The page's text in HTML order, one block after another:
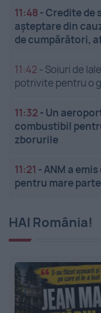
11:48 -Credite de
așteptare din
de cumpărători,
11:42 - Soiuri de
potrivite pentru o
11:32 - Un
combustibil
zborurile
11:21 -ANM a
pentru mare
HAI România!